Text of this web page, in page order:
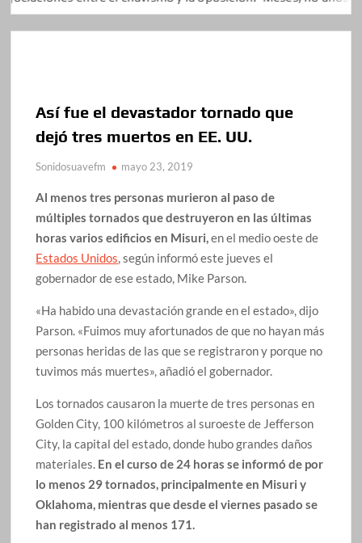
Así fue el devastador tornado que
dejó tres muertos en EE. UU.
Sonidosuavefm mayo 23, 2019
Al menos tres personas murieron al paso de
múltiples tornados que destruyeron en las últimas
horas varios edificios en Misuri,en el medio oeste de
Estados Unidos, según informó este jueves el
gobernador de ese estado, Mike Parson.
«Ha habido una devastación grande en el estado», dijo
Parson. «Fuimos muy afortunados de que no hayan más
personas heridas de las que se registraron y porque no
tuvimos más muertes», añadió el gobernador.
Los tornados causaron la muerte de tres personas en
Golden City, 100 kilómetros al suroeste de Jefferson
City, la capital del estado, donde hubo grandes daños
materiales. En el curso de 24 horas se informó de por
lo menos 29 tornados, principalmente en Misuri y
Oklahoma, mientras que desde el viernes pasado se
han registrado al menos 171.